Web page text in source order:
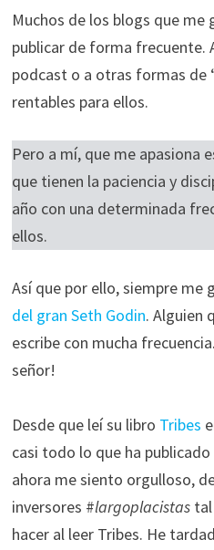
Muchos de los blogs que me
publicar de forma frecuente.
podcast o a otras formas de
rentables para ellos.
Pero a mí, que me apasiona
que tienen la paciencia y
año con una determinada
ellos.
Así que por ello, siempre me
del gran Seth Godin. Alguien
escribe con mucha
señor!
Desde que leí su libro Tribes
casi todo lo que ha
ahora me siento orgulloso,
inversores #largoplacistastal
hacer al leer Tribes. He